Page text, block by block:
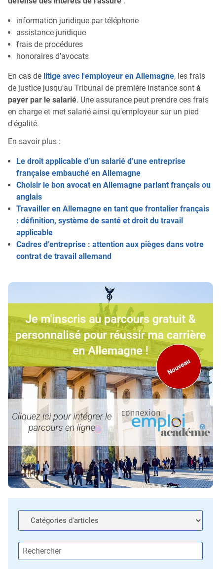
information juridique par téléphone
assistance juridique
frais de procédures
honoraires d'avocats
En cas de litige avec l'employeur en Allemagne, les frais
de justice jusqu'au Tribunal de première instance sont à
payer par le salarié. Une assurance peut prendre ces frais
en charge et met salarié ainsi qu'employeur sur un pied
d'égalité.
En savoir plus :
Le droit applicable d’un salarié d’une entreprise
française embauché en Allemagne
Choisir le bon avocat en Allemagne parlant français ou
anglais
Travailler en Allemagne en tant que frontalier français
: définition, système de santé et droit du travail
applicable
Cadres d’entreprise : attention aux pièges dans votre
contrat de travail allemand